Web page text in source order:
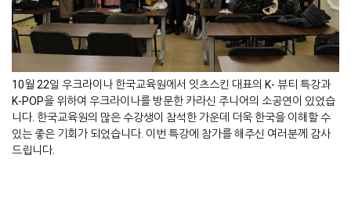
10월 22일 우크라이나 한국교육원에서 잇츠스킨 대표의 K- 뷰티 특강과
K-POP을 위하여 우크라이나를 방문한 카라신 주니어의 소공연이 있었습
니다. 한국교육원의 많은 수강생이 참석한 가운데 더욱 한국을 이해할 수
있는 좋은 기회가 되었습니다. 이번 특강에 참가를 해주신 여러분께 감사
드립니다.